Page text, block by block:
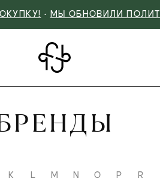
• МЫ ОБНОВИЛИ
K L M N O P R